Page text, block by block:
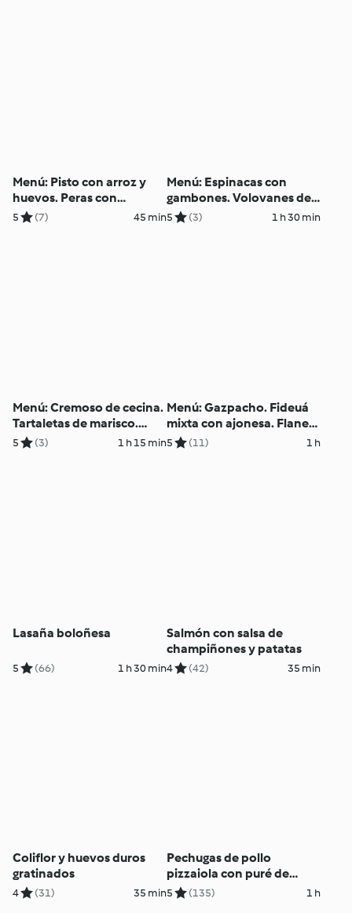
Menú: Pisto con arroz y
huevos. Peras con
chocolate
5 (7) 45 min
Menú: Espinacas con
gambones. Volovanes de
lombarda y queso de
5 (3) 1 h 30 min
Menú: Cremoso de cecina.
Tartaletas de marisco.
Zarzuela de pescados y
5 (3) 1 h 15 min
Menú: Gazpacho. Fideuá
mixta con ajonesa. Flanes
de queso al caramelo.
5 (11) 1 h
Lasaña boloñesa
5 (66) 1 h 30 min
Salmón con salsa de
champiñones y patatas
4 (42) 35 min
Coliflor y huevos duros
gratinados
4 (31) 35 min
Pechugas de pollo
pizzaiola con puré de
patata
5 (135) 1 h